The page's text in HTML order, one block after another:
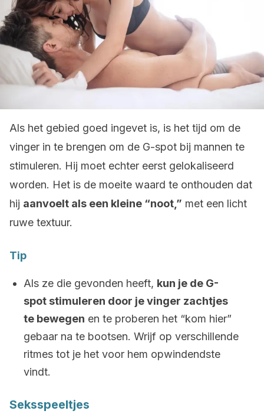
Als het gebied goed ingevet is, is het tijd om de
vinger in te brengen om de G-spot bij mannen te
stimuleren. Hij moet echter eerst gelokaliseerd
worden. Het is de moeite waard te onthouden dat
hij aanvoelt als een kleine “noot,” met een licht
ruwe textuur.
Tip
Als ze die gevonden heeft, kun je de G-
spot stimuleren door je vinger zachtjes
te bewegen en te proberen het “kom hier”
gebaar na te bootsen. Wrijf op verschillende
ritmes tot je het voor hem opwindendste
vindt.
Seksspeeltjes